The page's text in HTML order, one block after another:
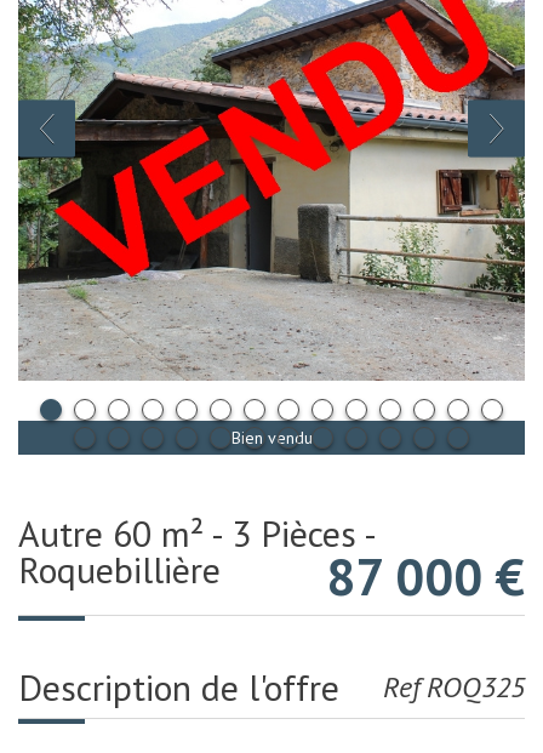
Bien vendu
Autre 60 m² - 3 Pièces -
Roquebillière 87 000 €
Description de l'offre Ref ROQ325